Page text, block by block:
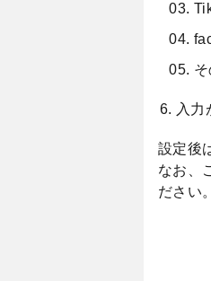
入力
設定後
なお、
ださい。